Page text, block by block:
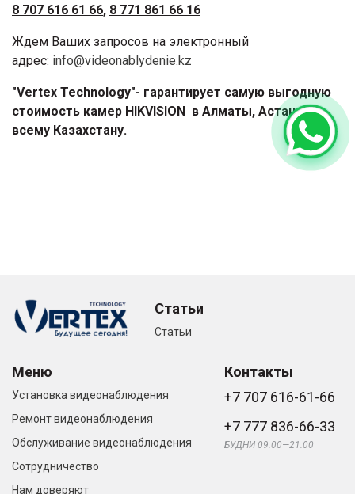
8 707 616 61 66, 8 771 861 66 16
Ждем Ваших запросов на электронный
адрес: info@videonablydenie.kz
"Vertex Technology"- гарантирует самую выгодную
стоимость камер HIKVISION в Алматы, Астане и
всему Казахстану.
Статьи
Статьи
Меню
Установка видеонаблюдения
Ремонт видеонаблюдения
Обслуживание видеонаблюдения
Сотрудничество
Нам доверяют
Контакты
+7 707 616-61-66
+7 777 836-66-33
БУДНИ 09:00—21:00